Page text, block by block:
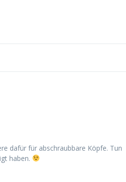
dafür für abschraubbare Köpfe. Tun
haben.